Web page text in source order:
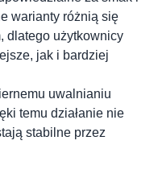
warianty różnią się
dlatego użytkownicy
jak i bardziej
uwalnianiu
temu działanie nie
stabilne przez